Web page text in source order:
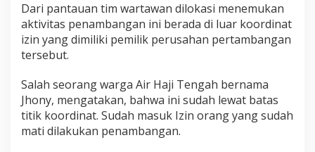
g
a
h
a
m
b
n
Dari pantauan tim wartawan dilokasi menemukan
aktivitas penambangan ini berada di luar koordinat
izin yang dimiliki pemilik perusahan pertambangan
tersebut.
Salah seorang warga Air Haji Tengah bernama
Jhony, mengatakan, bahwa ini sudah lewat batas
titik koordinat. Sudah masuk Izin orang yang sudah
mati dilakukan penambangan.